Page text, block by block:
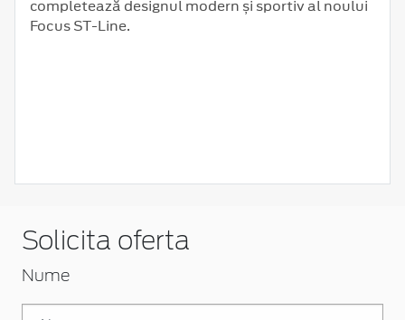
completează designul modern și sportiv al noului
Focus ST-Line.
Solicita oferta
Nume